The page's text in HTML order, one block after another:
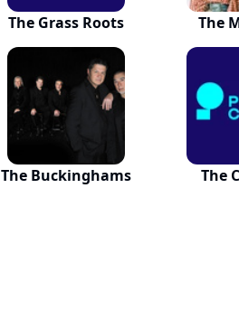
The Grass Roots The
The Buckinghams The